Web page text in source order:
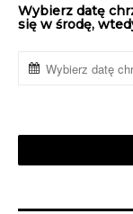
Wybierz datę
się w środę,